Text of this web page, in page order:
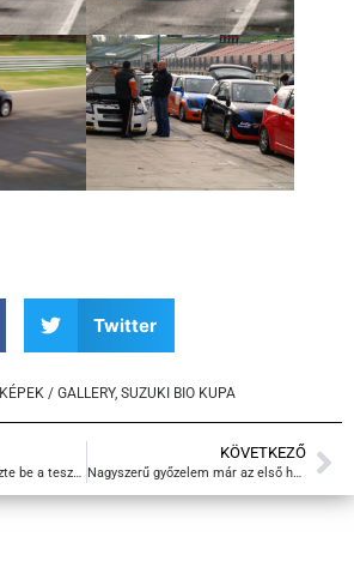
Twitter
KÉPEK / GALLERY, SUZUKI BIO KUPA
Tim Gabi űridővel fejezte be a teszteket
KÖVETKEZŐ
Nagyszerű győzelem már az első hétvégén!